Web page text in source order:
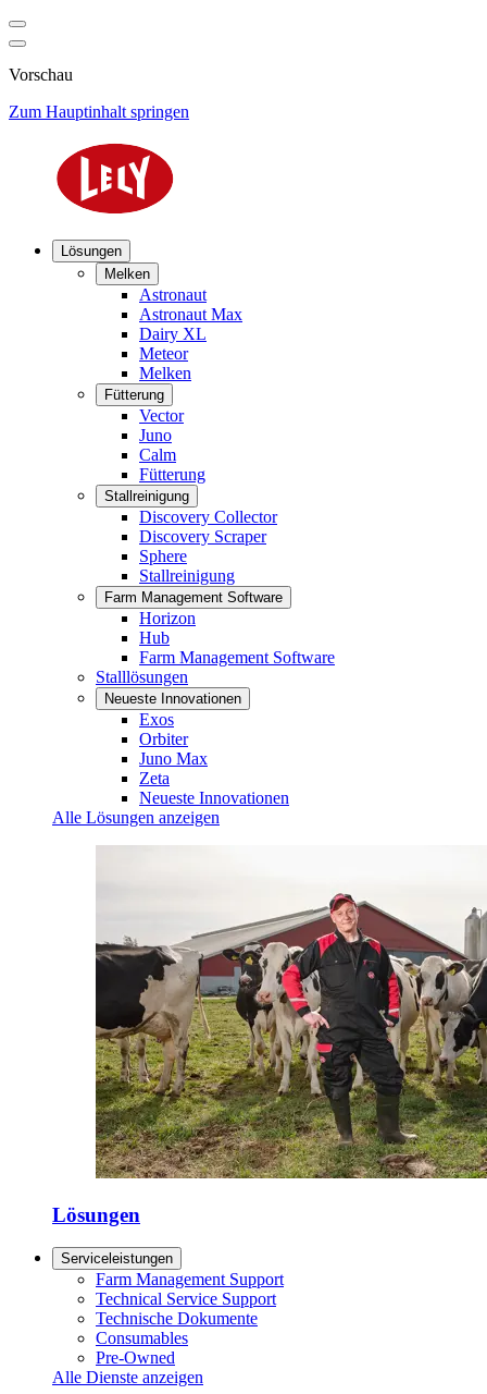
Vorschau
Zum Hauptinhalt springen
Lösungen
Melken
Astronaut
Astronaut Max
Dairy XL
Meteor
Melken
Fütterung
Vector
Juno
Calm
Fütterung
Stallreinigung
Discovery Collector
Discovery Scraper
Sphere
Stallreinigung
Farm Management Software
Horizon
Hub
Farm Management Software
Stalllösungen
Neueste Innovationen
Exos
Orbiter
Juno Max
Zeta
Neueste Innovationen
Alle Lösungen anzeigen
Lösungen
Serviceleistungen
Farm Management Support
Technical Service Support
Technische Dokumente
Consumables
Pre-Owned
Alle Dienste anzeigen